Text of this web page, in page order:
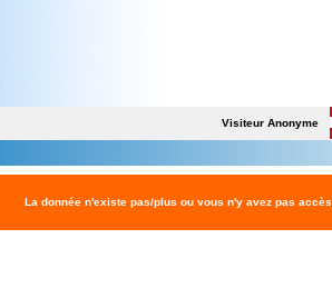
Visiteur Anonyme
La donnée n'existe pas/plus ou vous n'y avez pas accès.